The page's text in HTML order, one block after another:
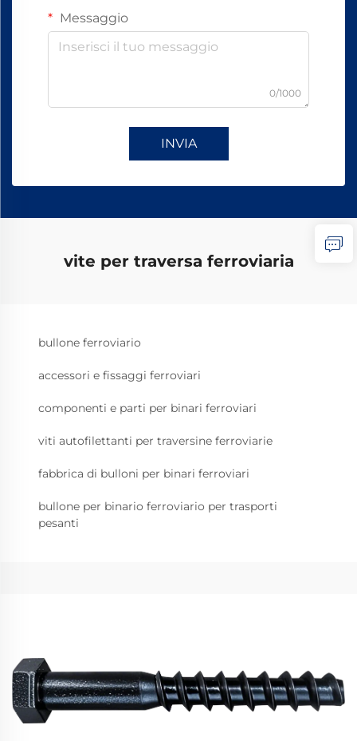
Messaggio
0/1000
INVIA
vite per traversa ferroviaria
bullone ferroviario
accessori e fissaggi ferroviari
componenti e parti per binari ferroviari
viti autofilettanti per traversine ferroviarie
fabbrica di bulloni per binari ferroviari
bullone per binario ferroviario per trasporti
pesanti